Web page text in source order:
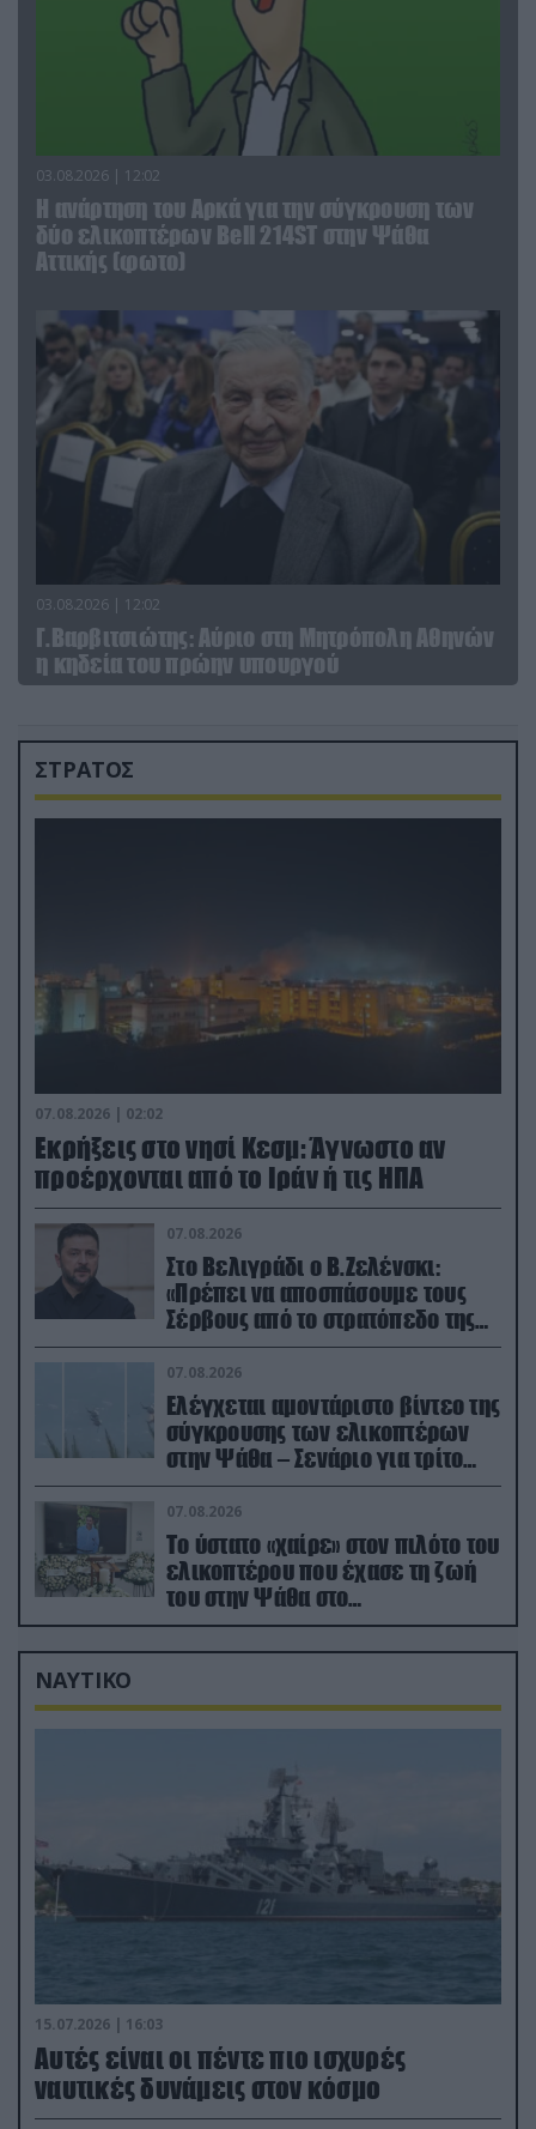
03.08.2026 | 12:02
Η ανάρτηση του Αρκά για την σύγκρουση των
δύο ελικοπτέρων Bell 214ST στην Ψάθα
Αττικής (φωτο)
03.08.2026 | 12:02
Γ.Βαρβιτσιώτης: Aύριο στη Μητρόπολη Αθηνών
η κηδεία του πρώην υπουργού
ΣΤΡΑΤΟΣ
07.08.2026 | 02:02
Εκρήξεις στο νησί Κεσμ: Άγνωστο αν
προέρχονται από το Ιράν ή τις ΗΠΑ
07.08.2026
Στο Βελιγράδι ο Β.Ζελένσκι:
«Πρέπει να αποσπάσουμε τους
Σέρβους από το στρατόπεδο της
Ρωσίας»
07.08.2026
Ελέγχεται αμοντάριστο βίντεο της
σύγκρουσης των ελικοπτέρων
στην Ψάθα – Σενάριο για τρίτο
ελικόπτερο
07.08.2026
Το ύστατο «χαίρε» στον πιλότο του
ελικοπτέρου που έχασε τη ζωή
του στην Ψάθα στο
αποτεφρωτήριο Ριτσώνας
ΝΑΥΤΙΚΟ
15.07.2026 | 16:03
Aυτές είναι οι πέντε πιο ισχυρές
ναυτικές δυνάμεις στον κόσμο